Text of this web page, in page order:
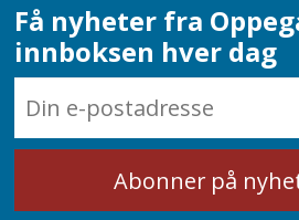
Få nyheter fra
innboksen hver dag